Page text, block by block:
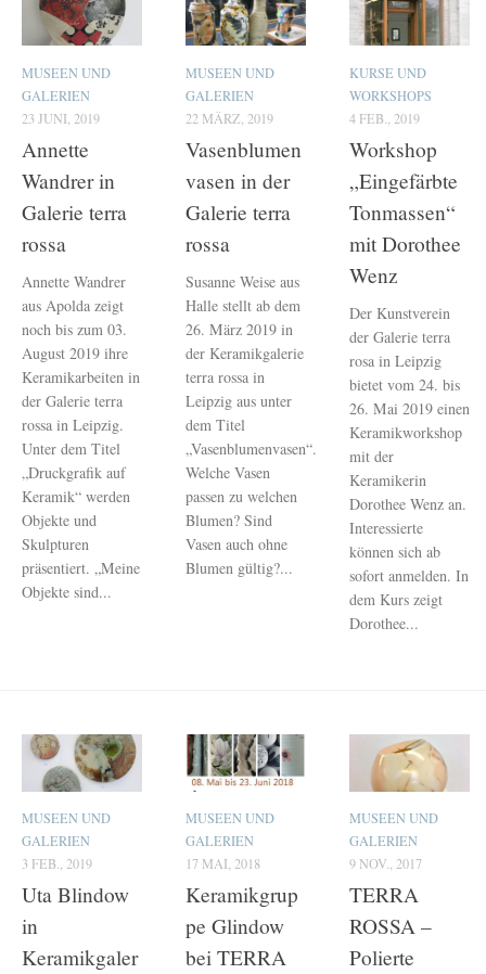
MUSEEN UND
GALERIEN
23 JUNI, 2019
Annette
Wandrer in
Galerie terra
rossa
Annette Wandrer
aus Apolda zeigt
noch bis zum 03.
August 2019 ihre
Keramikarbeiten in
der Galerie terra
rossa in Leipzig.
Unter dem Titel
„Druckgrafik auf
Keramik“ werden
Objekte und
Skulpturen
präsentiert. „Meine
Objekte sind...
MUSEEN UND
GALERIEN
22 MÄRZ, 2019
Vasenblumen
vasen in der
Galerie terra
rossa
Susanne Weise aus
Halle stellt ab dem
26. März 2019 in
der Keramikgalerie
terra rossa in
Leipzig aus unter
dem Titel
„Vasenblumenvasen“.
Welche Vasen
passen zu welchen
Blumen? Sind
Vasen auch ohne
Blumen gültig?...
KURSE UND
WORKSHOPS
4 FEB., 2019
Workshop
„Eingefärbte
Tonmassen“
mit Dorothee
Wenz
Der Kunstverein
der Galerie terra
rosa in Leipzig
bietet vom 24. bis
26. Mai 2019 einen
Keramikworkshop
mit der
Keramikerin
Dorothee Wenz an.
Interessierte
können sich ab
sofort anmelden. In
dem Kurs zeigt
Dorothee...
MUSEEN UND
GALERIEN
3 FEB., 2019
Uta Blindow
in
Keramikgaler
MUSEEN UND
GALERIEN
17 MAI, 2018
Keramikgrup
pe Glindow
bei TERRA
MUSEEN UND
GALERIEN
9 NOV., 2017
TERRA
ROSSA –
Polierte